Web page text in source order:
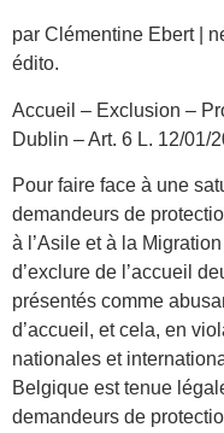
par Clémentine Ebert |
édito.
Accueil – Exclusion –
Dublin – Art. 6 L. 12/01/
Pour faire face à une
demandeurs de
à l’Asile et à la
d’exclure de l’accueil
présentés comme
d’accueil, et cela, en
nationales et
Belgique est tenue
demandeurs de